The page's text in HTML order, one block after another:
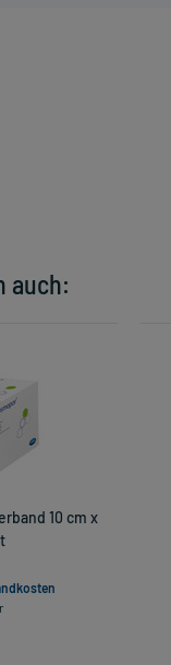
auch:
10 cm x